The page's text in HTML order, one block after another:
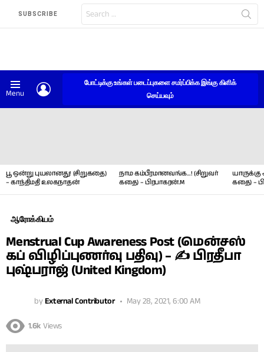
SUBSCRIBE
for:
Menu
போட்டிக்கு உங்கள் படைப்புகளை சமர்ப்பிக்க இங்கு கிளிக்
செய்யவும்
பூ ஒன்று புயலானது! (சிறுகதை)
– காந்திமதி உலகநாதன்
நாம கம்பீரமானவங்க…! (சிறுவர்
கதை) – பிரபாகரன்.M
யாருக்கு
கதை) –
ஆரோக்கியம்
Menstrual Cup Awareness Post (மென்சஸ்
கப் விழிப்புணர்வு பதிவு) – ✍ பிரதீபா
புஷ்பராஜ் (United Kingdom)
byExternal Contributor May 28, 2021, 6:00 AM
1.6k Views